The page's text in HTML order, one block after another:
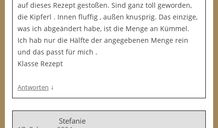
auf dieses Rezept gestoßen. Sind ganz toll geworden,
die Kipferl . Innen fluffig , außen knusprig. Das einzige,
was ich abgeändert habe, ist die Menge an Kümmel.
Ich hab nur die Hälfte der angegebenen Menge rein
und das passt für mich .
Klasse Rezept
Antworten ↓
Stefanie